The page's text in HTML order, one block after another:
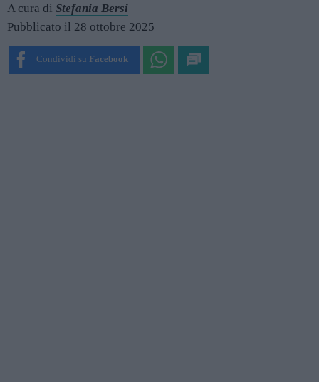
A cura di Stefania Bersi
Pubblicato il 28 ottobre 2025
Condividi su Facebook